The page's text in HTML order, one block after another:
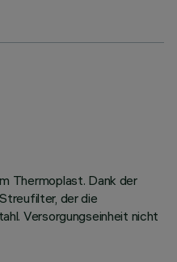
Thermoplast. Dank der
der die
Versorgungseinheit nicht